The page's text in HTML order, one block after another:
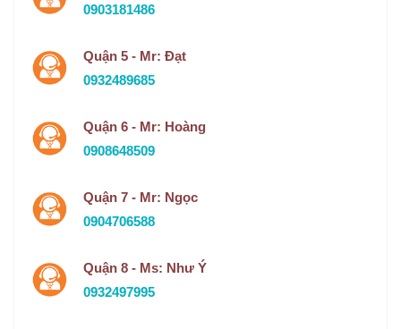
0903181486
Quận 5 - Mr: Đạt
0932489685
Quận 6 - Mr: Hoàng
0908648509
Quận 7 - Mr: Ngọc
0904706588
Quận 8 - Ms: Như Ý
0932497995